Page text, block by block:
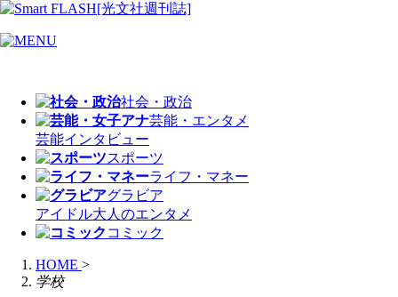
社会・政治
芸能・エンタメ
芸能インタビュー
スポーツ
ライフ・マネー
グラビア
アイドル大人のエンタメ
コミック
HOME >
学校